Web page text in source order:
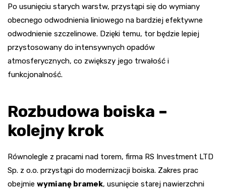
Po usunięciu starych warstw, przystąpi się do wymiany
obecnego odwodnienia liniowego na bardziej efektywne
odwodnienie szczelinowe. Dzięki temu, tor będzie lepiej
przystosowany do intensywnych opadów
atmosferycznych, co zwiększy jego trwałość i
funkcjonalność.
Rozbudowa boiska –
kolejny krok
Równolegle z pracami nad torem, firma RS Investment LTD
Sp. z o.o. przystąpi do modernizacji boiska. Zakres prac
obejmie wymianę bramek, usunięcie starej nawierzchni